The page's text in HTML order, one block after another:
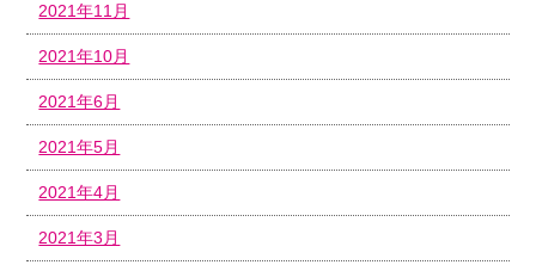
2021年11月
2021年10月
2021年6月
2021年5月
2021年4月
2021年3月